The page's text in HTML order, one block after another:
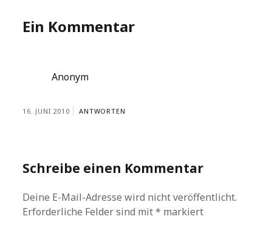
Ein Kommentar
Anonym
16. JUNI 2010 ANTWORTEN
Schreibe einen Kommentar
Deine E-Mail-Adresse wird nicht veröffentlicht.
Erforderliche Felder sind mit* markiert